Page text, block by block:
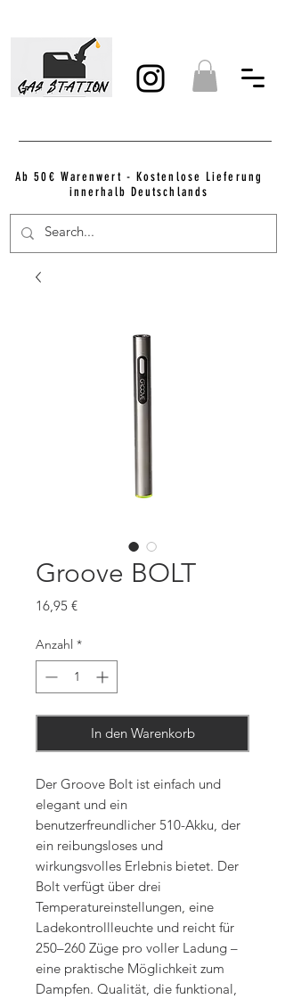
Ab 50€ Warenwert - Kostenlose Lieferung
innerhalb Deutschlands
Groove BOLT
16,95 €Preis
Anzahl *
In den Warenkorb
Der Groove Bolt ist einfach und
elegant und ein
benutzerfreundlicher 510-Akku, der
ein reibungsloses und
wirkungsvolles Erlebnis bietet. Der
Bolt verfügt über drei
Temperatureinstellungen, eine
Ladekontrollleuchte und reicht für
250–260 Züge pro voller Ladung –
eine praktische Möglichkeit zum
Dampfen. Qualität, die funktional,